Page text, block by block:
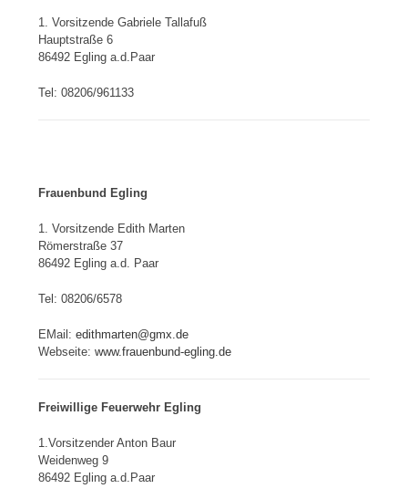
1. Vorsitzende Gabriele Tallafuß
Hauptstraße 6
86492 Egling a.d.Paar
Tel: 08206/961133
Frauenbund Egling
1. Vorsitzende Edith Marten
Römerstraße 37
86492 Egling a.d. Paar
Tel: 08206/6578
EMail:edithmarten@gmx.de
Webseite:www.frauenbund-egling.de
Freiwillige Feuerwehr Egling
1.Vorsitzender Anton Baur
Weidenweg 9
86492 Egling a.d.Paar